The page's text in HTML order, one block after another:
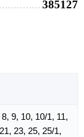
385127
9, 10, 10/1, 11,
23, 25, 25/1,